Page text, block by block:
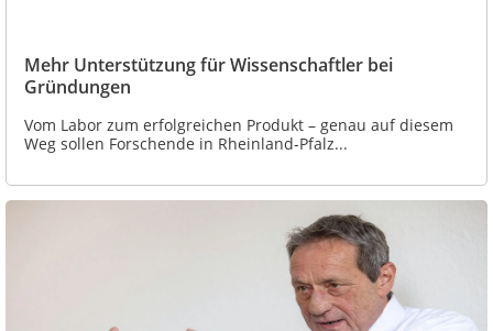
Mehr Unterstützung für Wissenschaftler bei
Gründungen
Vom Labor zum erfolgreichen Produkt – genau auf diesem
Weg sollen Forschende in Rheinland-Pfalz...